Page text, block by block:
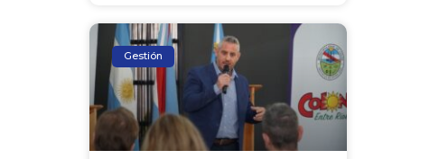
Gestión